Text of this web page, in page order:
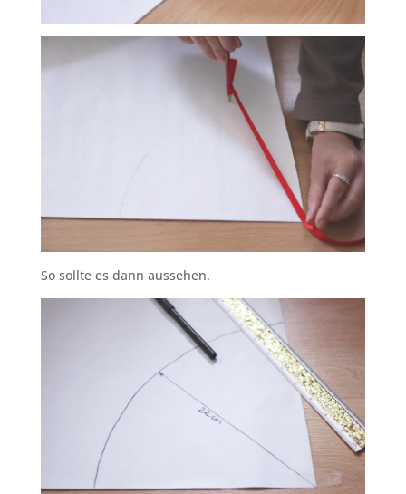
So sollte es dann aussehen.